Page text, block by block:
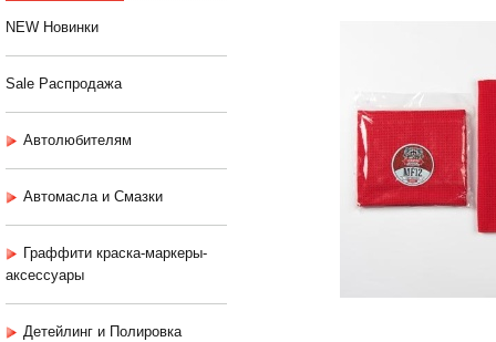
NEW Новинки
Sale Распродажа
Автолюбителям
Автомасла и Смазки
Граффити краска-маркеры-
аксессуары
Детейлинг и Полировка